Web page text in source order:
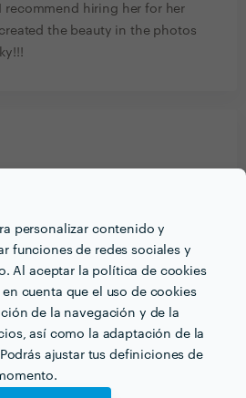
personalizar contenido y
funciones de redes sociales y
Al aceptar la política de cookies
cuenta que el uso de cookies
de la navegación y de la
así como la adaptación de la
ajustar tus definiciones de
recommend hiring her for her
the beauty in the photos